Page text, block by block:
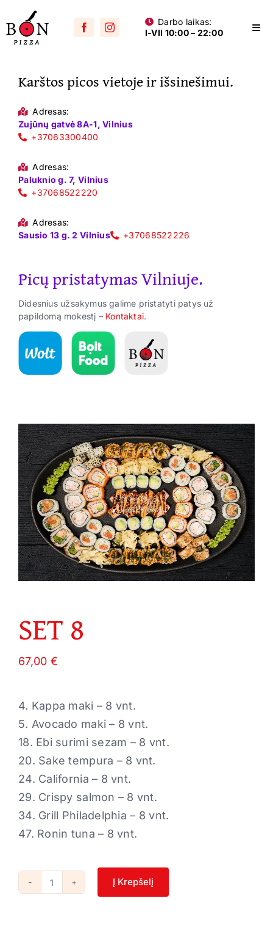
to
content
Darbo laikas:
I-VII 10:00 – 22:00
Su mėsa
Užkandžiai
Karštos picos vietoje ir išsinešimui.
Adresas:
Zujūnų gatvė 8A-1, Vilnius
+37063300400
Adresas:
Paluknio g. 7, Vilnius
+37068522220
Adresas:
Sausio 13 g. 2 Vilnius
+37068522226
Picų pristatymas Vilniuje.
Didesnius užsakymus galime pristatyti patys už
papildomą mokestį – Kontaktai.
SET 8
67,00 €
4. Kappa maki – 8 vnt.
5. Avocado maki – 8 vnt.
18. Ebi surimi sezam – 8 vnt.
20. Sake tempura – 8 vnt.
24. California – 8 vnt.
29. Crispy salmon – 8 vnt.
34. Grill Philadelphia – 8 vnt.
47. Ronin tuna – 8 vnt.
produkto
Į Krepšelį